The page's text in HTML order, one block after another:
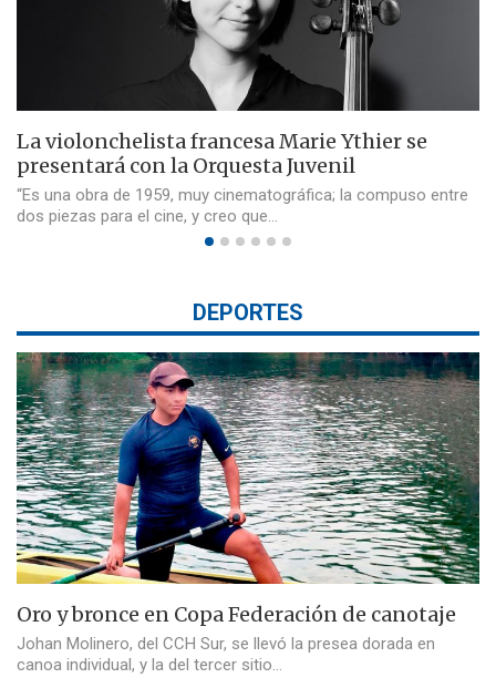
La violonchelista francesa Marie Ythier se
presentará con la Orquesta Juvenil
“Es una obra de 1959, muy cinematográfica; la compuso entre
dos piezas para el cine, y creo que…
DEPORTES
Oro y bronce en Copa Federación de canotaje
Johan Molinero, del CCH Sur, se llevó la presea dorada en
canoa individual, y la del tercer sitio…